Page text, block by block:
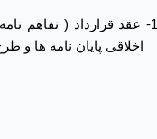
عقد قرارداد ( تفاهم
اخلاقی پایان نامه ها و